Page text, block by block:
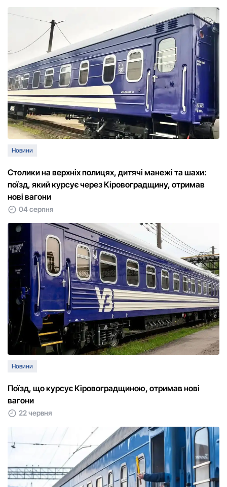
Новини
Столики на верхніх полицях, дитячі манежі та шахи:
поїзд, який курсує через Кіровоградщину, отримав
нові вагони
04 серпня
Новини
Поїзд, що курсує Кіровоградщиною, отримав нові
вагони
22 червня